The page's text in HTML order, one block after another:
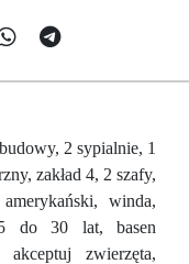
2 sypialnie, 1
zakład 4, 2 szafy,
winda,
do 30 lat, basen
zwierzęta,